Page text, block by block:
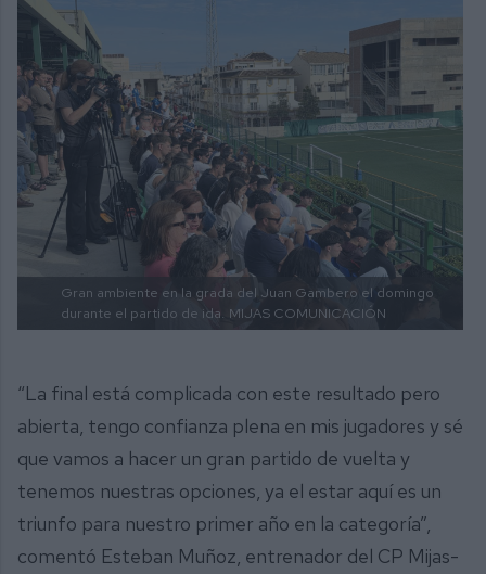
Gran ambiente en la grada del Juan Gambero el domingo
durante el partido de ida. MIJAS COMUNICACIÓN
“La final está complicada con este resultado pero
abierta, tengo confianza plena en mis jugadores y sé
que vamos a hacer un gran partido de vuelta y
tenemos nuestras opciones, ya el estar aquí es un
triunfo para nuestro primer año en la categoría”,
comentó Esteban Muñoz, entrenador del CP Mijas-